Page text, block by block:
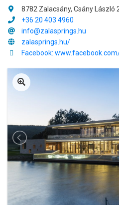
8782 Zalacsány, Csány László
+36 20 403 4960
info@zalasprings.hu
zalasprings.hu/
Facebook: